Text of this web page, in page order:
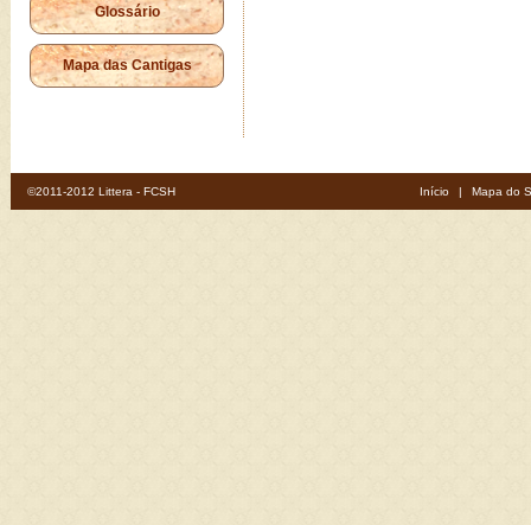
Glossário
Mapa das Cantigas
©2011-2012 Littera - FCSH Início | Mapa do